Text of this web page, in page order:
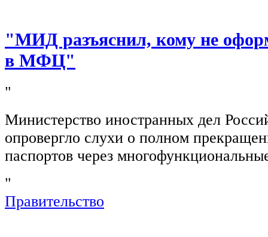
"МИД разъяснил, кому не
в МФЦ"
"
Министерство иностранных дел
опровергло слухи о полном
паспортов через
"
Правительство